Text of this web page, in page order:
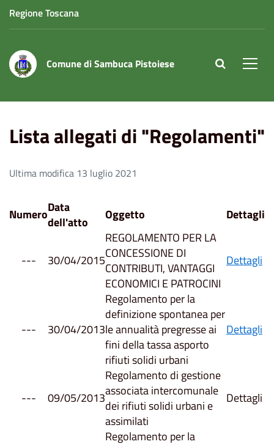
Regione Toscana
Comune di Sambuca Pistoiese site.searc
Lista allegati di "Regolamenti"
Ultima modifica 13 luglio 2021
NumeroData
dell'atto
Oggetto Dettagli
--- 30/04/2015
REGOLAMENTO PER LA
CONCESSIONE DI
CONTRIBUTI, VANTAGGI
ECONOMICI E PATROCINI
Dettagli
--- 30/04/2013
Regolamento per la
definizione spontanea per
le annualità pregresse ai
fini della tassa asporto
rifiuti solidi urbani
Dettagli
--- 09/05/2013
Regolamento di gestione
associata intercomunale
dei rifiuti solidi urbani e
assimilati
Dettagli
Regolamento per la